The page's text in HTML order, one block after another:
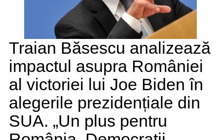
Traian Băsescu analizează
impactul asupra României
al victoriei lui Joe Biden în
alegerile prezidențiale din
SUA. „Un plus pentru